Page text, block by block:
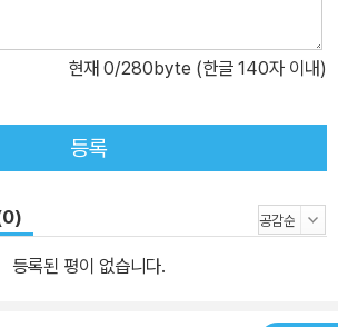
현재 0/280byte (한글 140자 이내)
등록
등록된 평이 없습니다.